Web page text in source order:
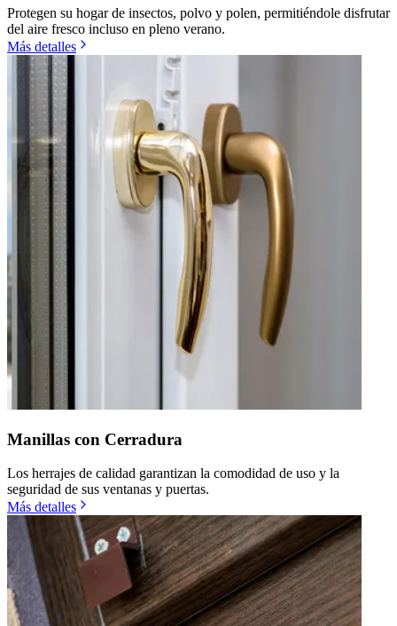
Protegen su hogar de insectos, polvo y polen, permitiéndole disfrutar
del aire fresco incluso en pleno verano.
Más detalles
Manillas con Cerradura
Los herrajes de calidad garantizan la comodidad de uso y la
seguridad de sus ventanas y puertas.
Más detalles